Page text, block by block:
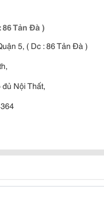
Tản Đà )
5, ( Dc : 86 Tản Đà )
Nội Thất,